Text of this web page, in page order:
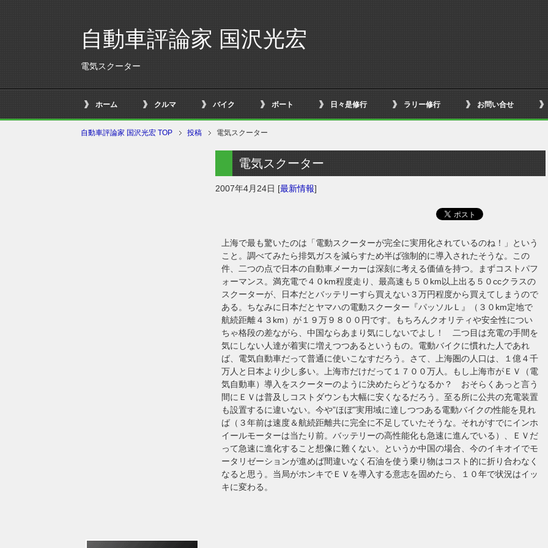
自動車評論家 国沢光宏
電気スクーター
ホーム クルマ バイク ボート 日々是修行 ラリー修行 お問い合せ
自動車評論家 国沢光宏 TOP 投稿 電気スクーター
電気スクーター
2007年4月24日 [最新情報]
上海で最も驚いたのは「電動スクーターが完全に実用化されているのね！」という
こと。調べてみたら排気ガスを減らすため半ば強制的に導入されたそうな。この
件、二つの点で日本の自動車メーカーは深刻に考える価値を持つ。まずコストパフ
ォーマンス。満充電で４０km程度走り、最高速も５０km以上出る５０ccクラスの
スクーターが、日本だとバッテリーすら買えない３万円程度から買えてしまうので
ある。ちなみに日本だとヤマハの電動スクーター『パッソルＬ』（３０km定地で
航続距離４３km）が１９万９８００円です。もちろんクオリティや安全性につい
ちゃ格段の差ながら、中国ならあまり気にしないでよし！ 二つ目は充電の手間を
気にしない人達が着実に増えつつあるというもの。電動バイクに慣れた人であれ
ば、電気自動車だって普通に使いこなすだろう。さて、上海圏の人口は、１億４千
万人と日本より少し多い。上海市だけだって１７００万人。もし上海市がＥＶ（電
気自動車）導入をスクーターのように決めたらどうなるか？ おそらくあっと言う
間にＥＶは普及しコストダウンも大幅に安くなるだろう。至る所に公共の充電装置
も設置するに違いない。今や”ほぼ”実用域に達しつつある電動バイクの性能を見れ
ば（３年前は速度＆航続距離共に完全に不足していたそうな。それがすでにインホ
イールモーターは当たり前。バッテリーの高性能化も急速に進んでいる）、ＥＶだ
って急速に進化すること想像に難くない。というか中国の場合、今のイキオイでモ
ータリゼーションが進めば間違いなく石油を使う乗り物はコスト的に折り合わなく
なると思う。当局がホンキでＥＶを導入する意志を固めたら、１０年で状況はイッ
キに変わる。